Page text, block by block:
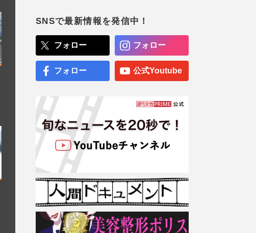
ァンほっこり
熊本地震で従業員死亡の
『ハビタ』イオン爆発事故
後に“社長の経歴と写真”削
除で「逃げようとしてる」
逃げの態勢に非難
愛”が結実「ディズニーの壁
リート監修”の偉業
専門医が厳選した「がんに
勝てる10食材」徹底活用マ
【大阪より強引？】横浜
市、’27年花博に合わせ「市
も、喫煙所整備は“ノープラ
ン”の現状
SNSで最新情報を発信中！
フォロー フォロー
フォロー 公式Youtube